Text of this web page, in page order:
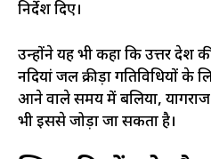
निर्देश दिए।
उन्होंने यह भी कहा कि उत्तर
नदियां जल क्रीड़ा गतिविधियों के
आने वाले समय में बलिया,
भी इससे जोड़ा जा सकता है।